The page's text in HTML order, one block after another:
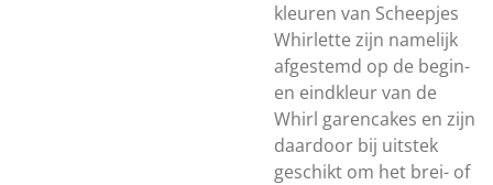
kleuren van Scheepjes
Whirlette zijn namelijk
afgestemd op de begin-
en eindkleur van de
Whirl garencakes en zijn
daardoor bij uitstek
geschikt om het brei- of